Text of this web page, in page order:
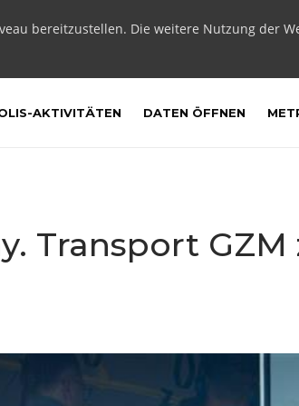
bereitzustellen. Die weitere Nutzung der
AKTIVITÄTEN DATEN ÖFFNEN
Transport